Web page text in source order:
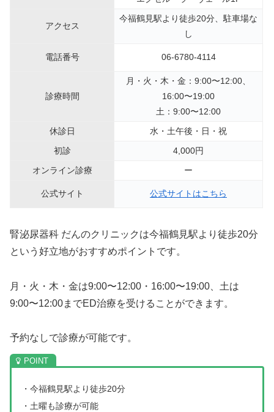
アクセス
今福鶴見駅より徒歩20分、駐車場な
し
電話番号 06-6780-4114
診療時間
月・火・木・金：9:00〜12:00、
16:00〜19:00
土：9:00〜12:00
休診日
水・土午後・日・祝
初診
4,000円
オンライン診療
ー
公式サイト 公式サイトはこちら
腎泌尿器科 だんのクリニックは今福鶴見駅より徒歩20分
という好立地がおすすめポイントです。
月・火・木・金は9:00〜12:00・16:00〜19:00、土は
9:00〜12:00までED治療を受けることができます。
予約なしで診療が可能です。
・今福鶴見駅より徒歩20分
・土曜も診療が可能